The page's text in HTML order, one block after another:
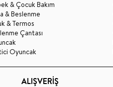
& Çocuk Bakım
& Beslenme
& Termos
Çantası
Oyuncak
ALIŞVERİŞ